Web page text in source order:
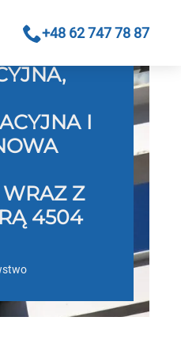
+48 62 747 78 87
I
Z
4504